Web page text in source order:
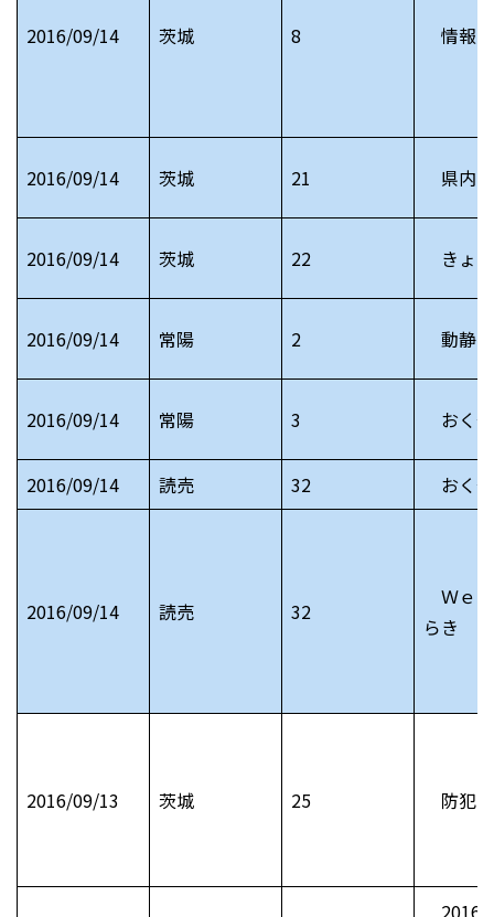
2016/09/14 茨城 8 情報
2016/09/14 茨城 21 県内
2016/09/14 茨城 22 きょ
2016/09/14 常陽 2 動静
2016/09/14 常陽 3 おく
2016/09/14 読売 32 おく
2016/09/14 読売 32
Ｗｅ
らき
2016/09/13 茨城 25 防犯
2016